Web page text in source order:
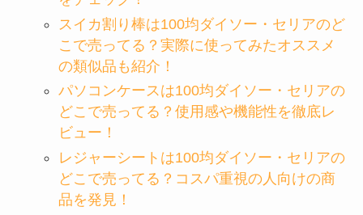
スイカ割り棒は100均ダイソー・セリアのど
こで売ってる？実際に使ってみたオススメ
の類似品も紹介！
パソコンケースは100均ダイソー・セリアの
どこで売ってる？使用感や機能性を徹底レ
ビュー！
レジャーシートは100均ダイソー・セリアの
どこで売ってる？コスパ重視の人向けの商
品を発見！